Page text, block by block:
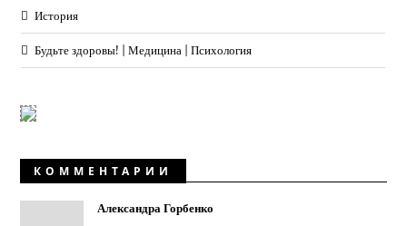
История
Будьте здоровы! | Медицина | Психология
КОММЕНТАРИИ
Александра Горбенко